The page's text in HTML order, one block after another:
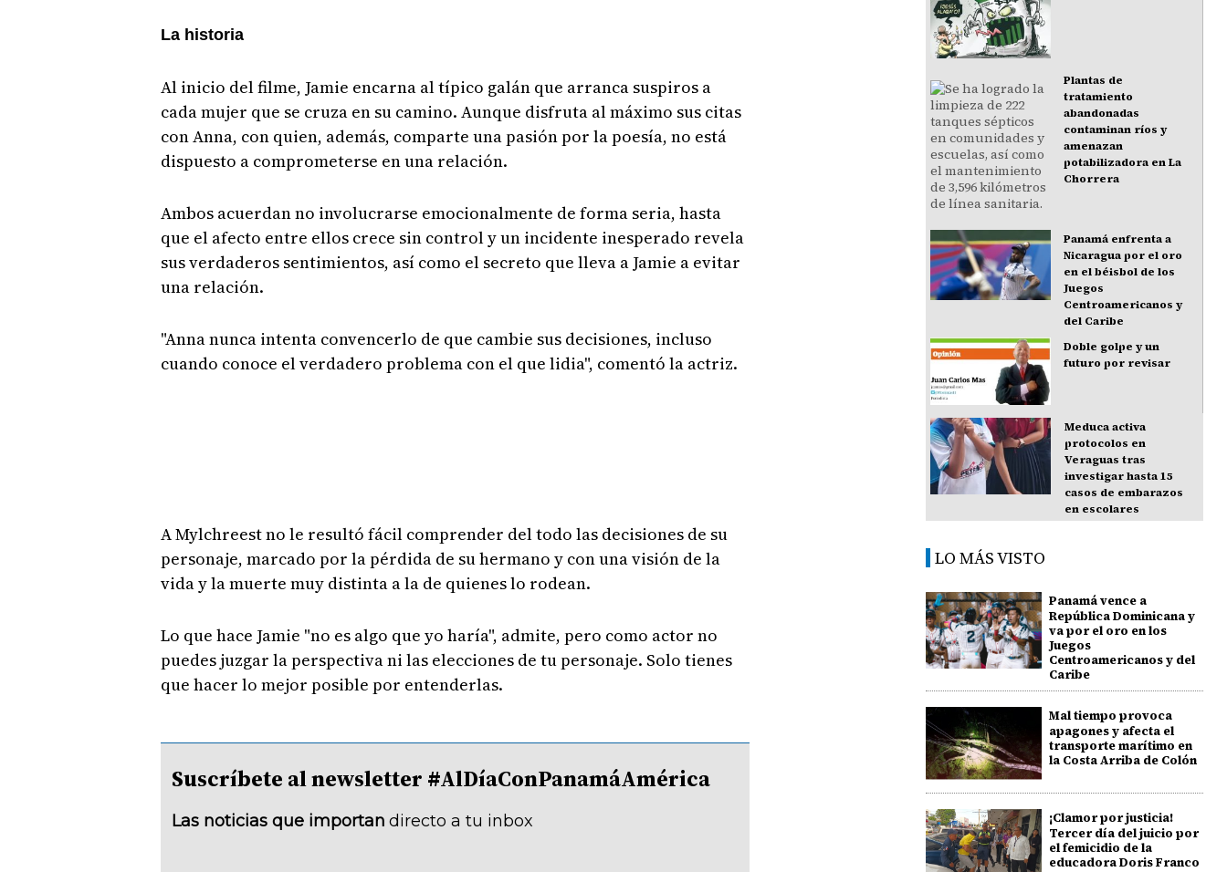
La historia
Al inicio del filme, Jamie encarna al típico galán que arranca suspiros a
cada mujer que se cruza en su camino. Aunque disfruta al máximo sus citas
con Anna, con quien, además, comparte una pasión por la poesía, no está
dispuesto a comprometerse en una relación.
Ambos acuerdan no involucrarse emocionalmente de forma seria, hasta
que el afecto entre ellos crece sin control y un incidente inesperado revela
sus verdaderos sentimientos, así como el secreto que lleva a Jamie a evitar
una relación.
"Anna nunca intenta convencerlo de que cambie sus decisiones, incluso
cuando conoce el verdadero problema con el que lidia", comentó la actriz.
A Mylchreest no le resultó fácil comprender del todo las decisiones de su
personaje, marcado por la pérdida de su hermano y con una visión de la
vida y la muerte muy distinta a la de quienes lo rodean.
Lo que hace Jamie "no es algo que yo haría", admite, pero como actor no
puedes juzgar la perspectiva ni las elecciones de tu personaje. Solo tienes
que hacer lo mejor posible por entenderlas.
Suscríbete al newsletter #AlDíaConPanamáAmérica
Las noticias que importan directo a tu inbox
Plantas de
tratamiento
abandonadas
contaminan ríos y
amenazan
potabilizadora en La
Chorrera
Panamá enfrenta a
Nicaragua por el oro
en el béisbol de los
Juegos
Centroamericanos y
del Caribe
Doble golpe y un
futuro por revisar
Meduca activa
protocolos en
Veraguas tras
investigar hasta 15
casos de embarazos
en escolares
LO MÁS VISTO
Panamá vence a
República Dominicana y
va por el oro en los
Juegos
Centroamericanos y del
Caribe
Mal tiempo provoca
apagones y afecta el
transporte marítimo en
la Costa Arriba de Colón
¡Clamor por justicia!
Tercer día del juicio por
el femicidio de la
educadora Doris Franco